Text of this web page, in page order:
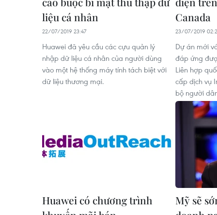
liệu cá nhân
22/07/2019 23:47
Huawei đã yêu cầu các cựu quản lý
nhập dữ liệu cá nhân của người dùng
vào một hệ thống máy tính tách biệt với
dữ liệu thương mại.
Canada
23/07/2019
Dự án mới
đáp ứng
Liên hợp
cấp dịch vụ
bộ người
Huawei có chương trình
Mỹ sẽ